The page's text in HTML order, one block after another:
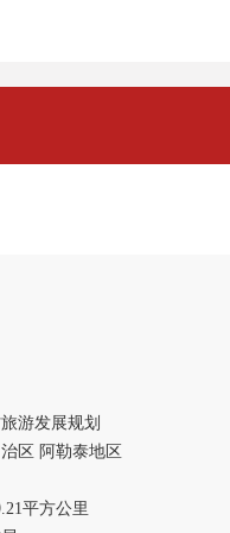
游发展规划
区 阿勒泰地区
平方公里